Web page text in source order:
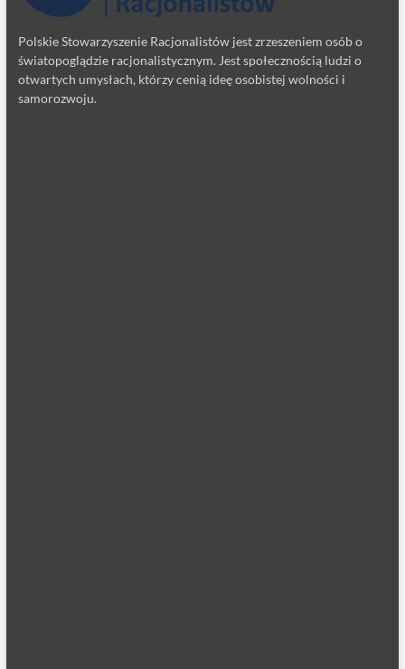
Polskie Stowarzyszenie Racjonalistów jest zrzeszeniem osób o
światopoglądzie racjonalistycznym. Jest społecznością ludzi o
otwartych umysłach, którzy cenią ideę osobistej wolności i
samorozwoju.